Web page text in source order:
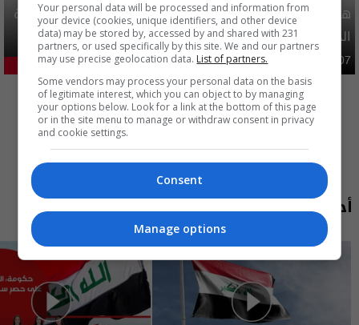
هيئة الحج تصدر قرارا يخص "لم الشمل" وتعديل استمارة قرعة
الحج
محليات 27.51% 06:40 | 2026-08-07
المزيد
أحدث الحلقات
Your personal data will be processed and information from
your device (cookies, unique identifiers, and other device
data) may be stored by, accessed by and shared with 231
partners, or used specifically by this site. We and our partners
may use precise geolocation data. List of partners.
Some vendors may process your personal data on the basis
of legitimate interest, which you can object to by managing
your options below. Look for a link at the bottom of this page
or in the site menu to manage or withdraw consent in privacy
and cookie settings.
Consent
Manage options